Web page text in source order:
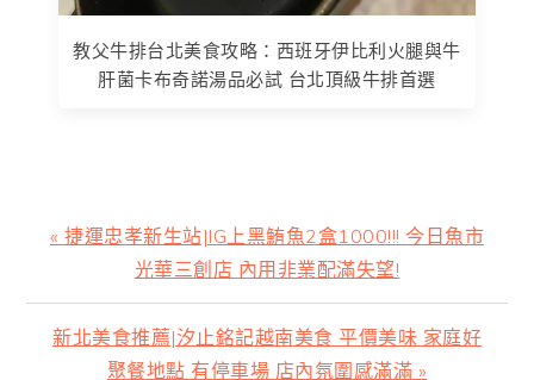
教父牛排台北美食攻略：西班牙伊比利火腿與牛
肝菌卡布奇諾湯品必試 台北頂級牛排首選
上
篇
文
« 捷運忠孝新生站|IG上黑鮪魚2盒1000!!! 今日魚市
光華三創店 內用非業配滿失望!
下
新北美食推薦|汐止銘記越南美食 平價美味 家庭好
聚餐地點 有停車場 店內氛圍感滿滿 »